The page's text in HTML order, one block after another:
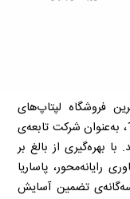
فروشگاه لپتاپ‌های
استوک (غیرآکبند وارداتی) کشور در سال 1399، به‌عنوان شرکت تابعه‌ی
با بهره‌گیری از بالغ بر
رایانه‌محور، پاساریا
تضمین آسایش